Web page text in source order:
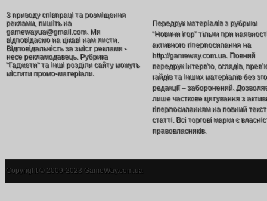
З приводу співпраці та розміщення
реклами, пишіть на
gamewayua@gmail.com. Ми
відповідаємо на цікаві нам листи.
Відповідальність за зміст реклами -
несе рекламодавець. Рубрика
"Гаджети" та інші розділи сайту можуть
містити промо-матеріали.
Передрук матеріалів з рубрики
“Новини ігор” тільки при
активного гіперпосилання на
http://gameway.com.ua. Повний
передрук інтерв’ю, оглядів,
гайдів та інших матеріалів без
редакції – заборонений.
лише часткове цитування з
гіперпосиланням на повний текст
статті. Всі торгові марки є
правовласників.
Copyright © 2009-2023 GameWay.com.ua